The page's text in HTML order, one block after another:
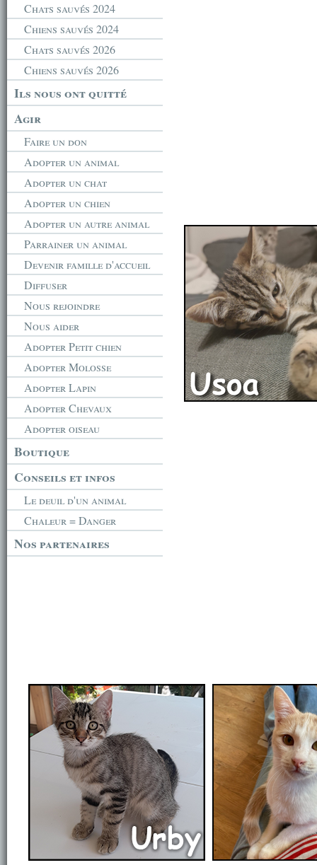
Chats sauvés 2024
Chiens sauvés 2024
Chats sauvés 2026
Chiens sauvés 2026
Ils nous ont quitté
Agir
Faire un don
Adopter un animal
Adopter un chat
Adopter un chien
Adopter un autre animal
Parrainer un animal
Devenir famille d'accueil
Diffuser
Nous rejoindre
Nous aider
Adopter Petit chien
Adopter Molosse
Adopter Lapin
Adopter Chevaux
Adopter oiseau
Boutique
Conseils et infos
Le deuil d'un animal
Chaleur = Danger
Nos partenaires